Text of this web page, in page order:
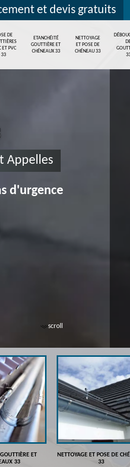
et devis gratuits
DE
ET PVC
33
ETANCHÉITÉ
GOUTTIÈRE ET
CHÉNEAUX 33
NETTOYAGE
ET POSE DE
CHÉNEAU 33
scroll
Appelles
d'urgence
ET
33
NETTOYAGE ET POSE DE
33